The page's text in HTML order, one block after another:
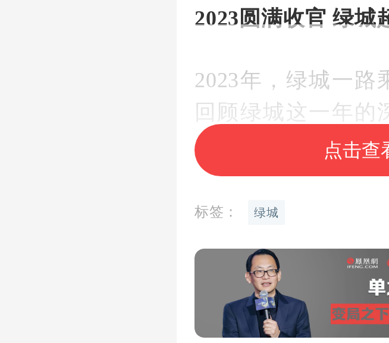
2023圆满收官 绿城
2023年，绿城一路
回顾绿城这一年的
城斐然的业绩与荣
据悉，在1月5日，
3011亿元
（含
面积约1547 万平方
克而瑞操盘榜第3
点击查
标签： 绿城